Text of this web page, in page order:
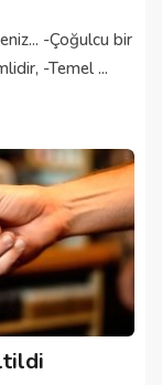
-Çoğulcu bir
-Temel ...